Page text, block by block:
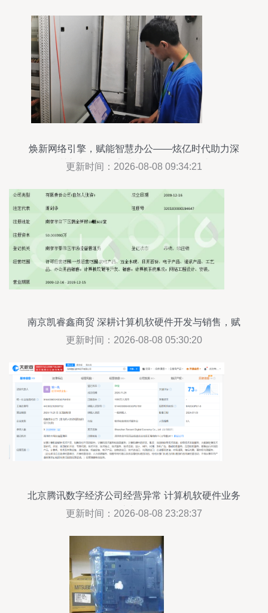
焕新网络引擎，赋能智慧办公——炫亿时代助力深
圳市誉峰物联完成办公网络优化改造
更新时间：2026-08-08 09:34:21
南京凯睿鑫商贸 深耕计算机软硬件开发与销售，赋
能数字化转型
更新时间：2026-08-08 05:30:20
北京腾讯数字经济公司经营异常 计算机软硬件业务
雪上加霜？
更新时间：2026-08-08 23:28:37